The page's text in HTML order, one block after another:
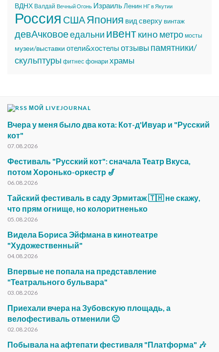
ВДНХ Валдай Вечный Огонь Израиль Ленин НГ в Якутии
Россия СШАЯпония вид сверху винтаж
девАчковоеедальни ивенткино метро мосты
музеи/выставки отели&хостелы отзывы памятники/
скульптуры фитнес фонарихрамы
МОЙ LIVEJOURNAL
Вчера у меня было два кота: Кот-д'Ивуар и "Русский
кот"
07.08.2026
Фестиваль "Русский кот": сначала Театр Вкуса,
потом Хоронько-оркестр 🎷
06.08.2026
Тайский фестиваль в саду Эрмитаж 🇹🇭 не скажу,
что прям огнище, но колоритненько
05.08.2026
Видела Бориса Эйфмана в кинотеатре
"Художественный"
04.08.2026
Впервые не попала на представление
"Театрального бульвара"
03.08.2026
Приехали вчера на Зубовскую площадь, а
велофестиваль отменили 🙁
02.08.2026
Побывала на афтепати фестиваля "Платформа" 🎶